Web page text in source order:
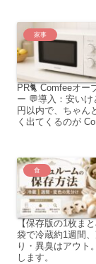
家事
PR🐈 Comfeeオー
ー 💬導入：安い
円以内で、ちゃん
く出てくるのが
食
【保存版の1枚ま
袋で冷蔵約1週間
り・異臭はアウト
します。